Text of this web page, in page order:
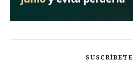
SUSCRÍBETE